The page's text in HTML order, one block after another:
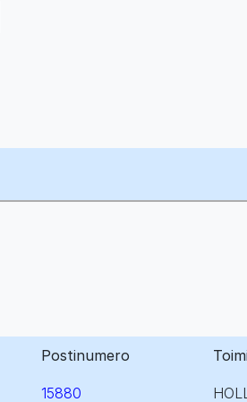
Postinumero
15880